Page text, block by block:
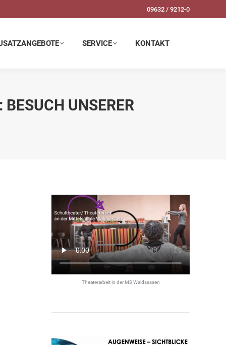
09632 / 9212-0
SERVICE KONTAKT
UNSERER
Theaterarbeit in der MS Waldsassen